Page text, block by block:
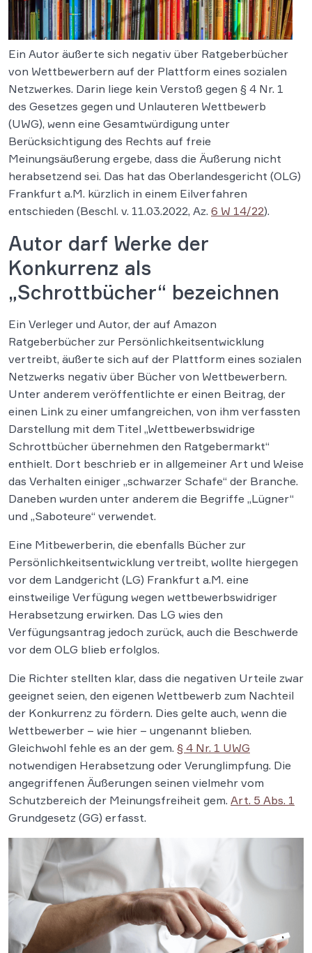
Ein Autor äußerte sich negativ über Ratgeberbücher
von Wettbewerbern auf der Plattform eines sozialen
Netzwerkes. Darin liege kein Verstoß gegen § 4 Nr. 1
des Gesetzes gegen und Unlauteren Wettbewerb
(UWG), wenn eine Gesamtwürdigung unter
Berücksichtigung des Rechts auf freie
Meinungsäußerung ergebe, dass die Äußerung nicht
herabsetzend sei. Das hat das Oberlandesgericht (OLG)
Frankfurt a.M. kürzlich in einem Eilverfahren
entschieden (Beschl. v. 11.03.2022, Az. 6 W 14/22).
Autor darf Werke der
Konkurrenz als
„Schrottbücher“ bezeichnen
Ein Verleger und Autor, der auf Amazon
Ratgeberbücher zur Persönlichkeitsentwicklung
vertreibt, äußerte sich auf der Plattform eines sozialen
Netzwerks negativ über Bücher von Wettbewerbern.
Unter anderem veröffentlichte er einen Beitrag, der
einen Link zu einer umfangreichen, von ihm verfassten
Darstellung mit dem Titel „Wettbewerbswidrige
Schrottbücher übernehmen den Ratgebermarkt“
enthielt. Dort beschrieb er in allgemeiner Art und Weise
das Verhalten einiger „schwarzer Schafe“ der Branche.
Daneben wurden unter anderem die Begriffe „Lügner“
und „Saboteure“ verwendet.
Eine Mitbewerberin, die ebenfalls Bücher zur
Persönlichkeitsentwicklung vertreibt, wollte hiergegen
vor dem Landgericht (LG) Frankfurt a.M. eine
einstweilige Verfügung wegen wettbewerbswidriger
Herabsetzung erwirken. Das LG wies den
Verfügungsantrag jedoch zurück, auch die Beschwerde
vor dem OLG blieb erfolglos.
Die Richter stellten klar, dass die negativen Urteile zwar
geeignet seien, den eigenen Wettbewerb zum Nachteil
der Konkurrenz zu fördern. Dies gelte auch, wenn die
Wettbewerber – wie hier – ungenannt blieben.
Gleichwohl fehle es an der gem. § 4 Nr. 1 UWG
notwendigen Herabsetzung oder Verunglimpfung. Die
angegriffenen Äußerungen seinen vielmehr vom
Schutzbereich der Meinungsfreiheit gem. Art. 5 Abs. 1
Grundgesetz (GG) erfasst.